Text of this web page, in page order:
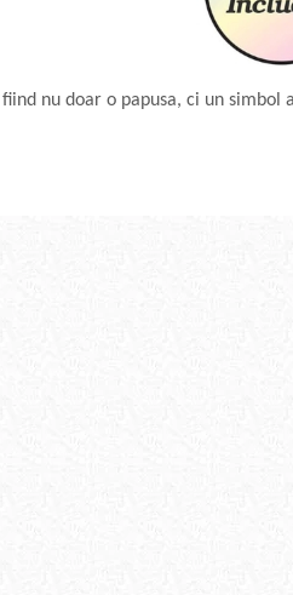
nu doar o papusa, ci un simbol